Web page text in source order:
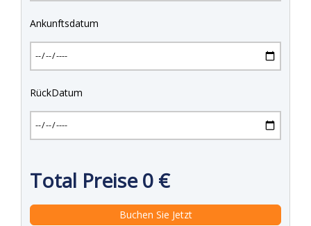
Ankunftsdatum
RückDatum
Total Preise0 €